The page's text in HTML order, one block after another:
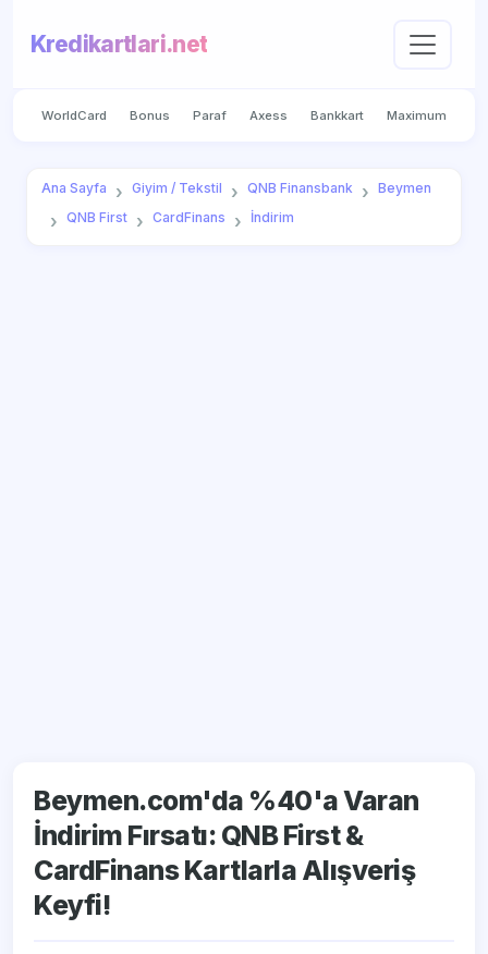
Kredikartlari.net
WorldCard Bonus Paraf Axess Bankkart Maximum
Ana Sayfa Giyim / Tekstil QNB Finansbank
Beymen
QNB First
CardFinans İndirim
Beymen.com'da %40'a Varan
İndirim Fırsatı: QNB First &
CardFinans Kartlarla Alışveriş
Keyfi!